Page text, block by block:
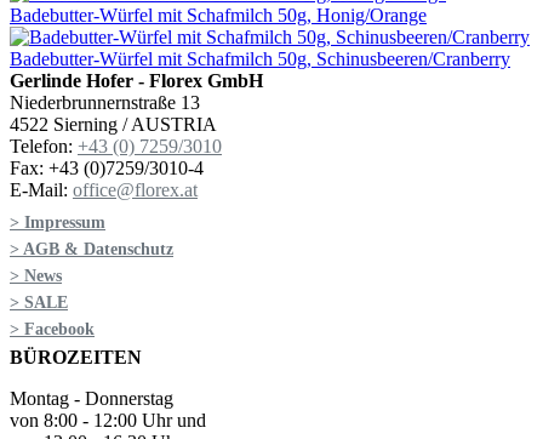
Badebutter-Würfel mit Schafmilch 50g, Honig/Orange
Badebutter-Würfel mit Schafmilch 50g, Schinusbeeren/Cranberry
Gerlinde Hofer - Florex GmbH
Niederbrunnernstraße 13
4522 Sierning / AUSTRIA
Telefon: +43 (0) 7259/3010
Fax: +43 (0)7259/3010-4
E-Mail: office@florex.at
> Impressum
> AGB & Datenschutz
> News
> SALE
> Facebook
BÜROZEITEN
Montag - Donnerstag
von 8:00 - 12:00 Uhr und